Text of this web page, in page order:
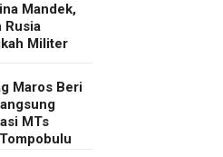
Mandek,
Rusia
Militer
Maros Beri
MTs